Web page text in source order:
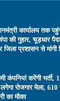
कार्यालय तक
की गुहार, चूड़धार
प्रशासन से मांगी
कंपनियां करेंगी
रोजगार मेला,
का मौका